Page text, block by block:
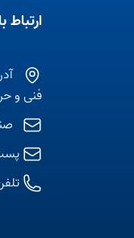
ارتباط
فنی و